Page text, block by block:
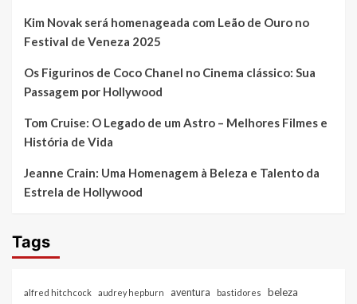
Kim Novak será homenageada com Leão de Ouro no
Festival de Veneza 2025
Os Figurinos de Coco Chanel no Cinema clássico: Sua
Passagem por Hollywood
Tom Cruise: O Legado de um Astro – Melhores Filmes e
História de Vida
Jeanne Crain: Uma Homenagem à Beleza e Talento da
Estrela de Hollywood
Tags
alfred hitchcock audrey hepburn aventura bastidores beleza